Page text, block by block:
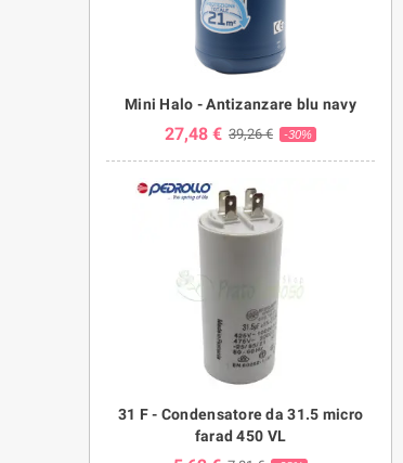
Mini Halo - Antizanzare blu navy
27,48 € 39,26 € -30%
31 F - Condensatore da 31.5 micro
farad 450 VL